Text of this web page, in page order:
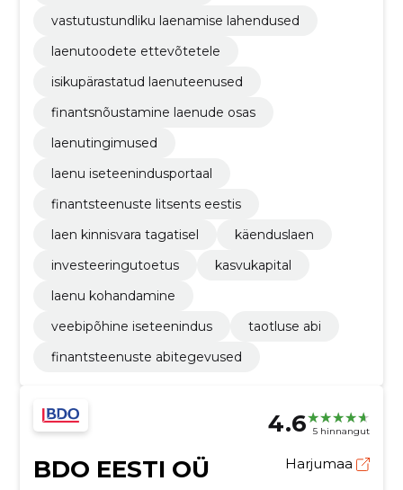
vastutustundliku laenamise lahendused
laenutoodete ettevõtetele
isikupärastatud laenuteenused
finantsnõustamine laenude osas
laenutingimused
laenu iseteenindusportaal
finantsteenuste litsents eestis
laen kinnisvara tagatisel
käenduslaen
investeeringutoetus
kasvukapital
laenu kohandamine
veebipõhine iseteenindus
taotluse abi
finantsteenuste abitegevused
4.6 5 hinnangut
BDO EESTI OÜ Harjumaa